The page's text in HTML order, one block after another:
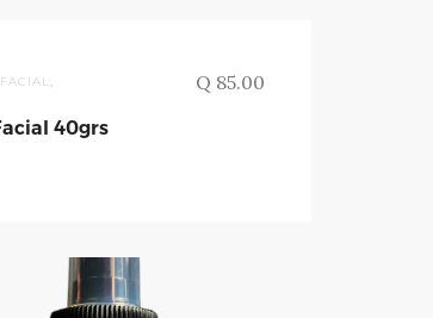
,
40grs
Q 85.00